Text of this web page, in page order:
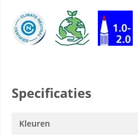
Specificaties
Kleuren